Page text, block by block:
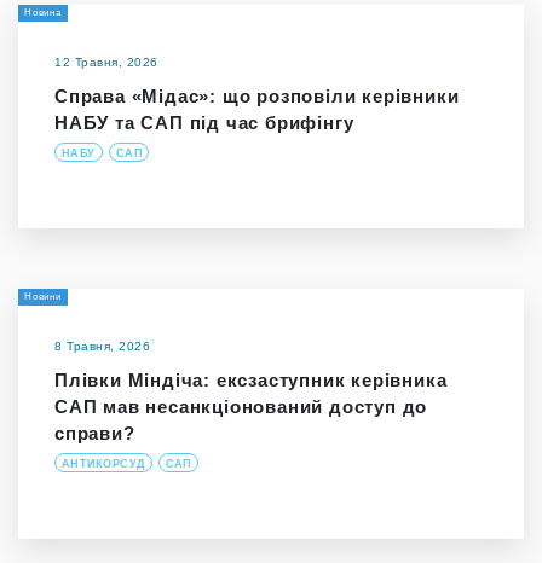
Новина
12 Травня, 2026
Справа «Мідас»: що розповіли керівники
НАБУ та САП під час брифінгу
НАБУ САП
Новини
8 Травня, 2026
Плівки Міндіча: ексзаступник керівника
САП мав несанкціонований доступ до
справи?
АНТИКОРСУД САП